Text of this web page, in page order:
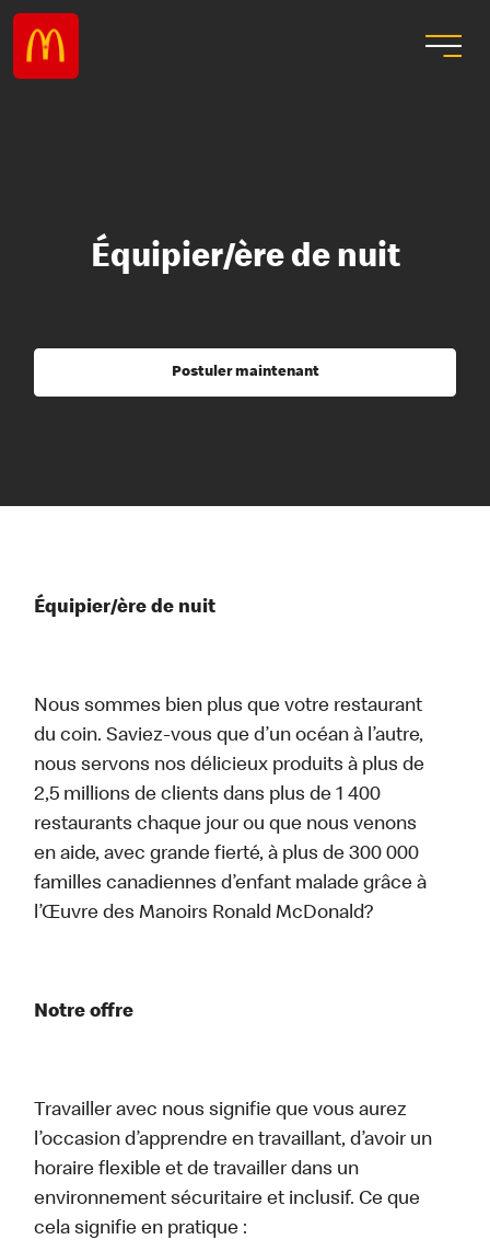
Équipier/ère de nuit
Postuler maintenant
Équipier/ère de nuit
Nous sommes bien plus que votre restaurant
du coin. Saviez-vous que d’un océan à l’autre,
nous servons nos délicieux produits à plus de
2,5 millions de clients dans plus de 1 400
restaurants chaque jour ou que nous venons
en aide, avec grande fierté, à plus de 300 000
familles canadiennes d’enfant malade grâce à
l’Œuvre des Manoirs Ronald McDonald?
Notre offre
Travailler avec nous signifie que vous aurez
l’occasion d’apprendre en travaillant, d’avoir un
horaire flexible et de travailler dans un
environnement sécuritaire et inclusif. Ce que
cela signifie en pratique :